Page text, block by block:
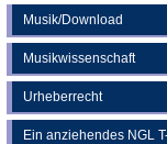
Musik/Download
Musikwissenschaft
Urheberrecht
Ein anziehendes NGL